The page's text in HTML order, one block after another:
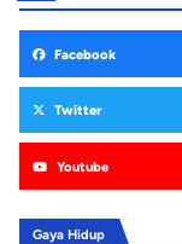
Facebook
Twitter
Youtube
Gaya Hidup